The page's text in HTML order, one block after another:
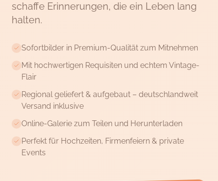
schaffe Erinnerungen, die ein Leben lang
halten.
Sofortbilder in Premium-Qualität zum Mitnehmen
Mit hochwertigen Requisiten und echtem Vintage-
Flair
Regional geliefert & aufgebaut – deutschlandweit
Versand inklusive
Online-Galerie zum Teilen und Herunterladen
Perfekt für Hochzeiten, Firmenfeiern & private
Events